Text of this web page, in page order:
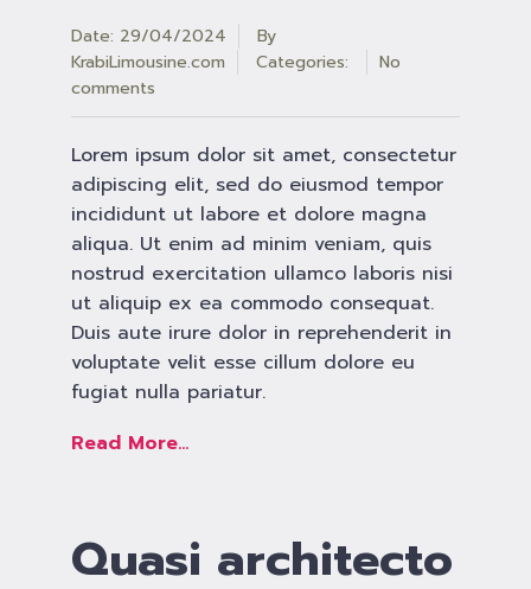
Date: 29/04/2024
By
KrabiLimousine.com
Categories:
No
comments
Lorem ipsum dolor sit amet, consectetur
adipiscing elit, sed do eiusmod tempor
incididunt ut labore et dolore magna
aliqua. Ut enim ad minim veniam, quis
nostrud exercitation ullamco laboris nisi
ut aliquip ex ea commodo consequat.
Duis aute irure dolor in reprehenderit in
voluptate velit esse cillum dolore eu
fugiat nulla pariatur.
Read More...
Quasi architecto